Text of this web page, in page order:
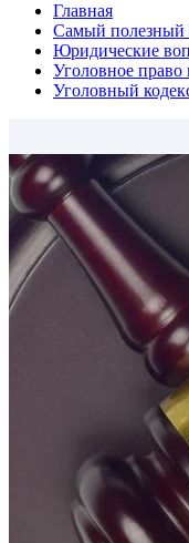
Главная
Самый полезный
Юридические
Уголовное право
Уголовный